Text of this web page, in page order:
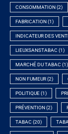
CONSOMMATION (2)
FABRICATION (1)
INDICATEUR DES
LIEUXSANSTABAC (1)
MARCHÉ DU TABAC (1)
NON FUMEUR(2)
POLITIQUE(1)
PRÉVENTION (2)
TABAC (20)